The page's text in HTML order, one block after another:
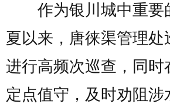
作为银川城中重要
夏以来，唐徕渠管理
进行高频次巡查，同
定点值守，及时劝阻